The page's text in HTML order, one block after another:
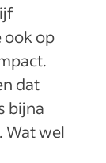
ook op
dat
bijna
Wat wel